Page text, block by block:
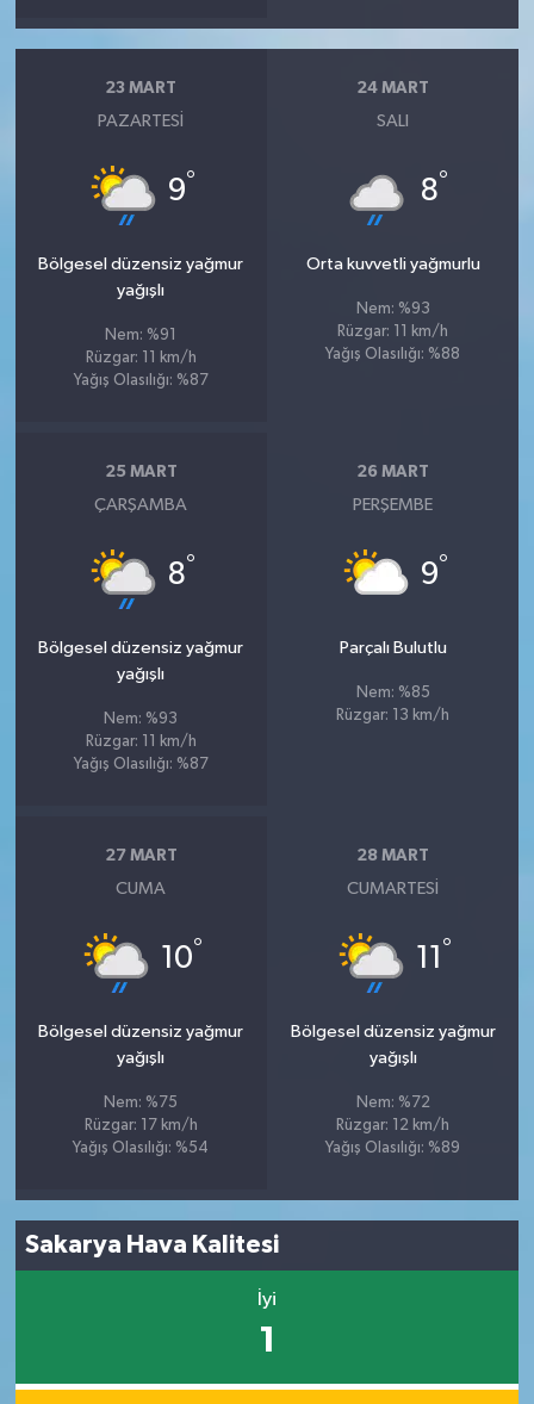
23 MART
PAZARTESI
9°
Bölgesel düzensiz yağmur
yağışlı
Nem: %91
Rüzgar: 11 km/h
Yağış Olasılığı: %87
24 MART
SALI
8°
Orta kuvvetli yağmurlu
Nem: %93
Rüzgar: 11 km/h
Yağış Olasılığı: %88
25 MART
ÇARŞAMBA
8°
Bölgesel düzensiz yağmur
yağışlı
Nem: %93
Rüzgar: 11 km/h
Yağış Olasılığı: %87
26 MART
PERŞEMBE
9°
Parçalı Bulutlu
Nem: %85
Rüzgar: 13 km/h
27 MART
CUMA
10°
Bölgesel düzensiz yağmur
yağışlı
Nem: %75
Rüzgar: 17 km/h
Yağış Olasılığı: %54
28 MART
CUMARTESI
11 °
Bölgesel düzensiz yağmur
yağışlı
Nem: %72
Rüzgar: 12 km/h
Yağış Olasılığı: %89
Sakarya Hava Kalitesi
İyi
1